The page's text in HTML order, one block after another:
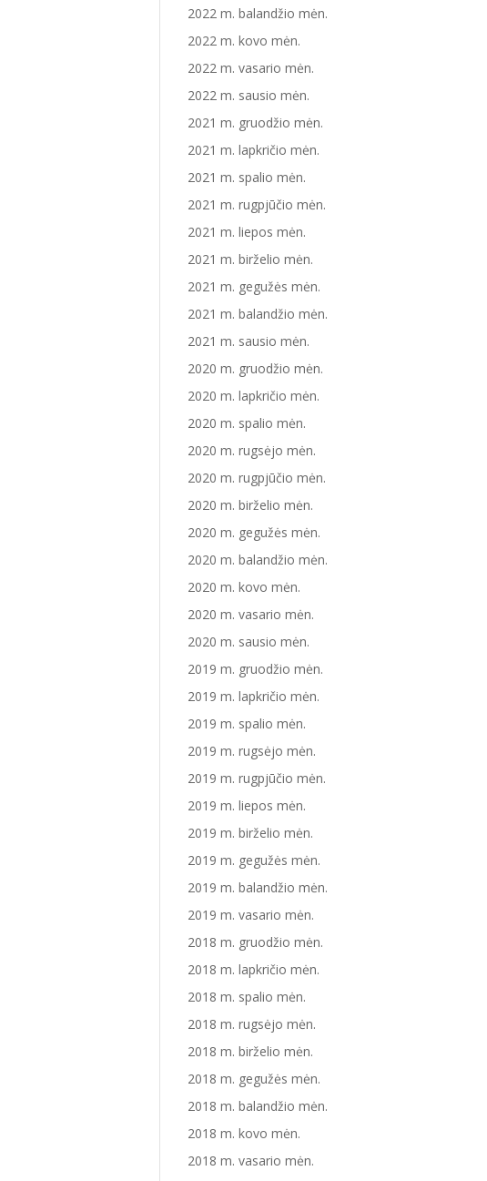
2022 m. balandžio mėn.
2022 m. kovo mėn.
2022 m. vasario mėn.
2022 m. sausio mėn.
2021 m. gruodžio mėn.
2021 m. lapkričio mėn.
2021 m. spalio mėn.
2021 m. rugpjūčio mėn.
2021 m. liepos mėn.
2021 m. birželio mėn.
2021 m. gegužės mėn.
2021 m. balandžio mėn.
2021 m. sausio mėn.
2020 m. gruodžio mėn.
2020 m. lapkričio mėn.
2020 m. spalio mėn.
2020 m. rugsėjo mėn.
2020 m. rugpjūčio mėn.
2020 m. birželio mėn.
2020 m. gegužės mėn.
2020 m. balandžio mėn.
2020 m. kovo mėn.
2020 m. vasario mėn.
2020 m. sausio mėn.
2019 m. gruodžio mėn.
2019 m. lapkričio mėn.
2019 m. spalio mėn.
2019 m. rugsėjo mėn.
2019 m. rugpjūčio mėn.
2019 m. liepos mėn.
2019 m. birželio mėn.
2019 m. gegužės mėn.
2019 m. balandžio mėn.
2019 m. vasario mėn.
2018 m. gruodžio mėn.
2018 m. lapkričio mėn.
2018 m. spalio mėn.
2018 m. rugsėjo mėn.
2018 m. birželio mėn.
2018 m. gegužės mėn.
2018 m. balandžio mėn.
2018 m. kovo mėn.
2018 m. vasario mėn.